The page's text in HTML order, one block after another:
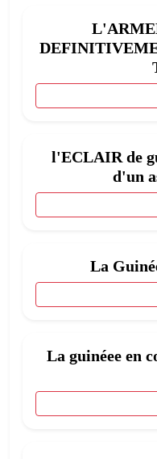
l'ECLAIR de
d'un
La
La guinéee en